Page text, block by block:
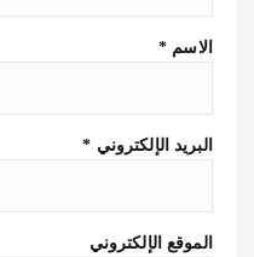
الاسم *
البريد الإلكتروني *
الموقع الإلكتروني